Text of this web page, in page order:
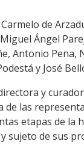
de
Ángel
Antonio Pena,
y José
y
de las
etapas de la
sujeto de sus